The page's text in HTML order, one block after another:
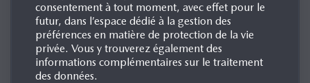
NOM DE FAMILLE
consentement à tout moment, avec effet pour le
futur, dans l’espace dédié à la gestion des
préférences en matière de protection de la vie
privée. Vous y trouverez également des
informations complémentaires sur le traitement
des données.